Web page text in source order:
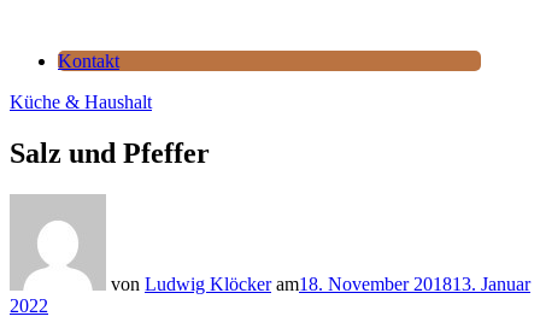
Kontakt
Küche & Haushalt
Salz und Pfeffer
von Ludwig Klöcker am18. November 201813. Januar
2022